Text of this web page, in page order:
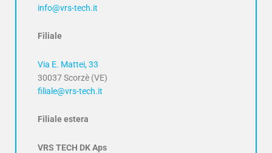
info@vrs-tech.it
Filiale
Via E. Mattei, 33
30037 Scorzè (VE)
filiale@vrs-tech.it
Filiale estera
VRS TECH DK Aps